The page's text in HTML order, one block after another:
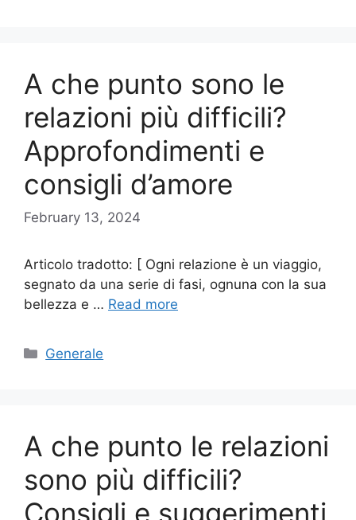
A che punto sono le
relazioni più difficili?
Approfondimenti e
consigli d’amore
February 13, 2024
Articolo tradotto: [ Ogni relazione è un viaggio,
segnato da una serie di fasi, ognuna con la sua
bellezza e … Read more
Categories
Generale
A che punto le relazioni
sono più difficili?
Consigli e suggerimenti